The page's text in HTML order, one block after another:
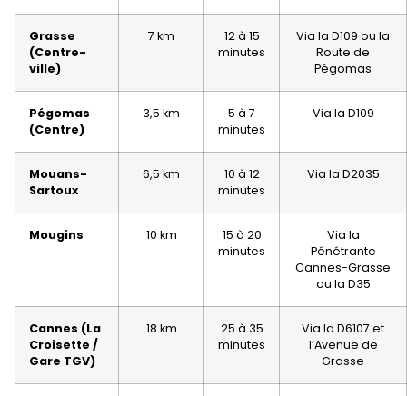
Grasse
(Centre-
ville)
7 km
12 à 15
minutes
Via la D109 ou la
Route de
Pégomas
Pégomas
(Centre)
3,5 km
5 à 7
minutes
Via la D109
Mouans-
Sartoux
6,5 km
10 à 12
minutes
Via la D2035
Mougins 10 km
15 à 20
minutes
Via la
Pénétrante
Cannes-Grasse
ou la D35
Cannes (La
Croisette /
Gare TGV)
18 km
25 à 35
minutes
Via la D6107 et
l’Avenue de
Grasse